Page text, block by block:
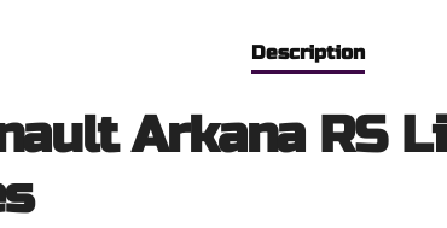
Description
Arkana RS